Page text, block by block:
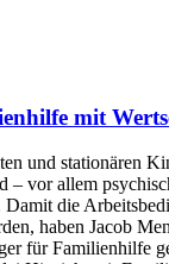
mit
und stationären
– vor allem
Damit die
haben Jacob
für Familienhilfe